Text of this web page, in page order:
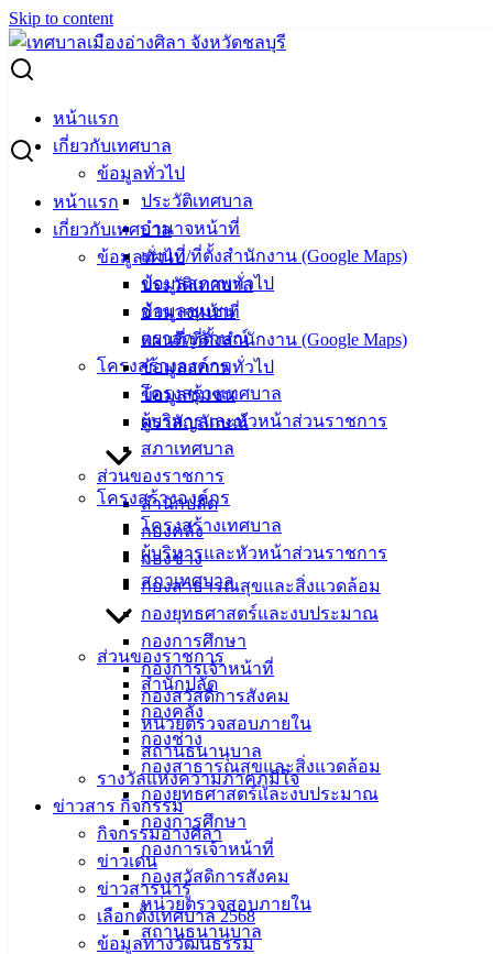
Skip to content
หน้าแรก
เกี่ยวกับเทศบาล
ข้อมูลทั่วไป
ประวัติเทศบาล
อำนาจหน้าที่
แผนที่/ที่ตั้งสำนักงาน (Google Maps)
ข้อมูลสภาพทั่วไป
ข้อมูลชุมชน
ตราสัญลักษณ์
โครงสร้างองค์กร
โครงสร้างเทศบาล
ผู้บริหารและหัวหน้าส่วนราชการ
สภาเทศบาล
ส่วนของราชการ
สำนักปลัด
กองคลัง
กองช่าง
กองสาธารณสุขและสิ่งแวดล้อม
กองยุทธศาสตร์และงบประมาณ
กองการศึกษา
กองการเจ้าหน้าที่
กองสวัสดิการสังคม
หน่วยตรวจสอบภายใน
สถานธนานุบาล
รางวัลแห่งความภาคภูมิใจ
ข่าวสาร กิจกรรม
กิจกรรมอ่างศิลา
ข่าวเด่น
ข่าวสารน่ารู้
เลือกตั้งเทศบาล 2568
ข้อมูลทางวัฒนธรรม
หน้าแรก
เกี่ยวกับเทศบาล
ข้อมูลทั่วไป
ประวัติเทศบาล
อำนาจหน้าที่
แผนที่/ที่ตั้งสำนักงาน (Google Maps)
ข้อมูลสภาพทั่วไป
ข้อมูลชุมชน
ตราสัญลักษณ์
โครงสร้างองค์กร
โครงสร้างเทศบาล
ผู้บริหารและหัวหน้าส่วนราชการ
สภาเทศบาล
ส่วนของราชการ
สำนักปลัด
กองคลัง
กองช่าง
กองสาธารณสุขและสิ่งแวดล้อม
กองยุทธศาสตร์และงบประมาณ
กองการศึกษา
กองการเจ้าหน้าที่
กองสวัสดิการสังคม
หน่วยตรวจสอบภายใน
สถานธนานุบาล
Search for:
มอบถุงยังชีพเพื่อช่วยเหลือผู้ยากไร้และผู้พิการ โดยมอบให้กับ
นายพนม เทศศิริ
มอบถุงยังชีพเพื่อช่วยเหลือผู้ยากไร้และผู้
พิการ โดยมอบให้กับ นายพนม เทศศิริ
เมษายน 2, 2021 เมษายน 2, 2021
วันอังคารที่ 30 มีนาคม 2564 เวลา 14.00 น. เทศบาลเมืองอ่าง
ศิลา ร่วมให้การต้อนรับ นางสุภาพร เทียนชัย นายกเหล่ากาชาด
จังหวัดชลบุรี พร้อมคณะ ได้ลงพื้นที่ หมู่ 7 ตำบลบ้านปึก อำเภอ
เมือง จังหวัดชลบุรี มอบถุงยังชีพเพื่อช่วยเหลือผู้ยากไร้และผู้
พิการ โดยมอบให้กับ นายพนม เทศศิริ
เทศบาลเมือง
อ่างศิลา 90/338